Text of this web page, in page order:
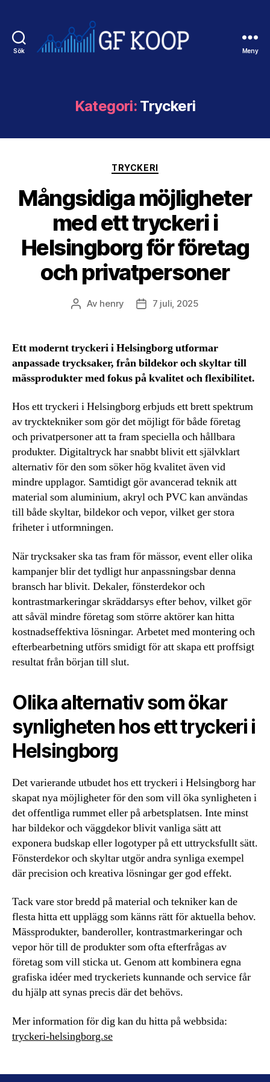
Sök Meny
Kategori: Tryckeri
Kategorier
TRYCKERI
Mångsidiga möjligheter
med ett tryckeri i
Helsingborg för företag
och privatpersoner
Inläggsförfattare
Av henry Inläggsdatum
7 juli, 2025
Ett modernt tryckeri i Helsingborg utformar
anpassade trycksaker, från bildekor och skyltar till
mässprodukter med fokus på kvalitet och flexibilitet.
Hos ett tryckeri i Helsingborg erbjuds ett brett spektrum
av trycktekniker som gör det möjligt för både företag
och privatpersoner att ta fram speciella och hållbara
produkter. Digitaltryck har snabbt blivit ett självklart
alternativ för den som söker hög kvalitet även vid
mindre upplagor. Samtidigt gör avancerad teknik att
material som aluminium, akryl och PVC kan användas
till både skyltar, bildekor och vepor, vilket ger stora
friheter i utformningen.
När trycksaker ska tas fram för mässor, event eller olika
kampanjer blir det tydligt hur anpassningsbar denna
bransch har blivit. Dekaler, fönsterdekor och
kontrastmarkeringar skräddarsys efter behov, vilket gör
att såväl mindre företag som större aktörer kan hitta
kostnadseffektiva lösningar. Arbetet med montering och
efterbearbetning utförs smidigt för att skapa ett proffsigt
resultat från början till slut.
Olika alternativ som ökar
synligheten hos ett tryckeri i
Helsingborg
Det varierande utbudet hos ett tryckeri i Helsingborg har
skapat nya möjligheter för den som vill öka synligheten i
det offentliga rummet eller på arbetsplatsen. Inte minst
har bildekor och väggdekor blivit vanliga sätt att
exponera budskap eller logotyper på ett uttrycksfullt sätt.
Fönsterdekor och skyltar utgör andra synliga exempel
där precision och kreativa lösningar ger god effekt.
Tack vare stor bredd på material och tekniker kan de
flesta hitta ett upplägg som känns rätt för aktuella behov.
Mässprodukter, banderoller, kontrastmarkeringar och
vepor hör till de produkter som ofta efterfrågas av
företag som vill sticka ut. Genom att kombinera egna
grafiska idéer med tryckeriets kunnande och service får
du hjälp att synas precis där det behövs.
Mer information för dig kan du hitta på webbsida:
tryckeri-helsingborg.se